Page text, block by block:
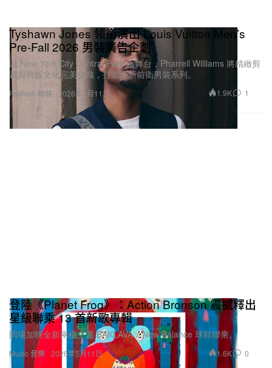
Fashion 時裝
Tyshawn Jones 領銜演出 Louis Vuitton Men’s
Pre-Fall 2026 男裝廣告企劃
以 New York City Central Park 為舞台，Pharrell Williams 將精緻剪
裁與滑板文化完美交織，打造最新前衛男裝系列。
2026年5月11日 1.9K 1
Music 音樂
登陸《Planet Frog》：Action Bronson 震撼釋出
星級聯乘 13 首新歌專輯
同場加映全新兩棲主題 BAKLAVA x New Balance 球鞋聯乘。
2026年5月11日 1.6K 0